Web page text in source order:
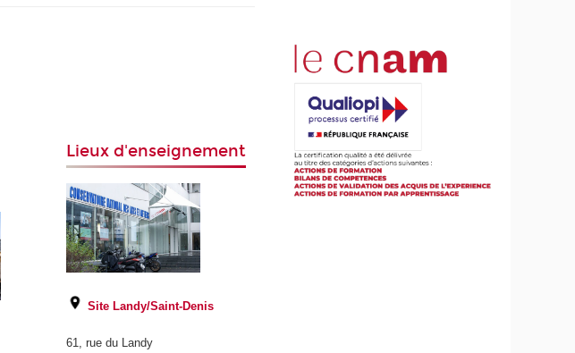
Lieux d'enseignement
Site Landy/Saint-Denis
61, rue du Landy